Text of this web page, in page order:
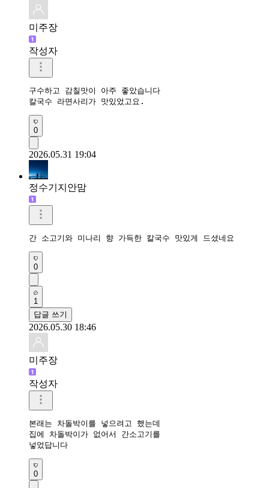
미주장
작성자
구수하고 감칠맛이 아주 좋았습니다
칼국수 라면사리가 맛있었고요.
0
2026.05.31 19:04
정수기지안맘
간 소고기와 미나리 향 가득한 칼국수 맛있게 드셨네요
0
1
답글 쓰기
2026.05.30 18:46
미주장
작성자
본래는 차돌박이를 넣으려고 했는데
집에 차돌박이가 없어서 간소고기를
넣었답니다
0